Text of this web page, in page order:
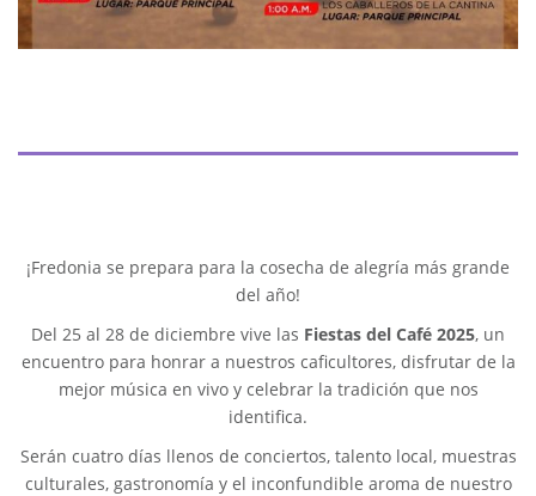
¡Fredonia se prepara para la cosecha de alegría más grande
del año!
Del 25 al 28 de diciembre vive las Fiestas del Café 2025, un
encuentro para honrar a nuestros caficultores, disfrutar de la
mejor música en vivo y celebrar la tradición que nos
identifica.
Serán cuatro días llenos de conciertos, talento local, muestras
culturales, gastronomía y el inconfundible aroma de nuestro